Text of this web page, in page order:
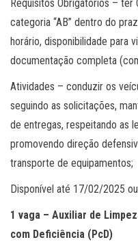
Requisitos Obrigatórios – ter
categoria “AB” dentro do
horário, disponibilidade para
documentação completa
Atividades – conduzir os
seguindo as solicitações,
de entregas, respeitando as
promovendo direção
transporte de equipamentos;
Disponível até 17/02/2025
1 vaga – Auxiliar de
com Deficiência (PcD)